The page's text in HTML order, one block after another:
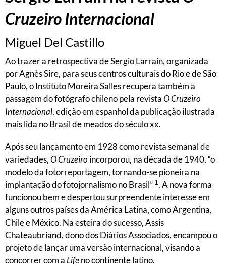
Cruzeiro Internacional
Miguel Del Castillo
Ao trazer a retrospectiva de Sergio Larrain, organizada
por Agnès Sire, para seus centros culturais do Rio e de São
Paulo, o Instituto Moreira Salles recupera também a
passagem do fotógrafo chileno pela revistaO Cruzeiro
Internacional, edição em espanhol da publicação ilustrada
mais lida no Brasil de meados do século xx.
Após seu lançamento em 1928 como revista semanal de
variedades,O Cruzeiro incorporou, na década de 1940, “o
modelo da fotorreportagem, tornando-se pioneira na
implantação do fotojornalismo no Brasil” 1. A nova forma
funcionou bem e despertou surpreendente interesse em
alguns outros países da América Latina, como Argentina,
Chile e México. Na esteira do sucesso, Assis
Chateaubriand, dono dos Diários Associados, encampou o
projeto de lançar uma versão internacional, visando a
concorrer com a Lifeno continente latino.